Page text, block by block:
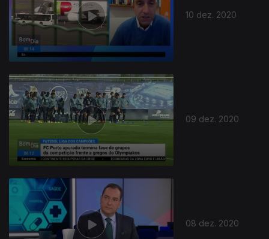
10 dez. 2020
09 dez. 2020
08 dez. 2020